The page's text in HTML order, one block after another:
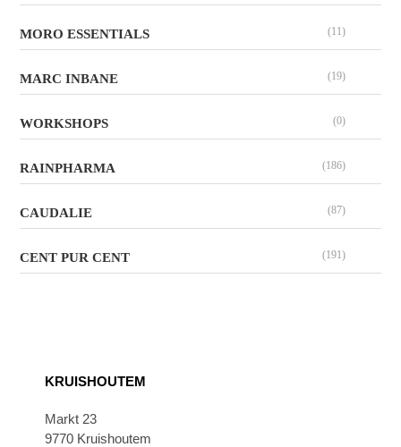
MORO ESSENTIALS (11)
MARC INBANE (19)
WORKSHOPS (0)
RAINPHARMA (186)
CAUDALIE (87)
CENT PUR CENT (191)
KRUISHOUTEM
Markt 23
9770 Kruishoutem